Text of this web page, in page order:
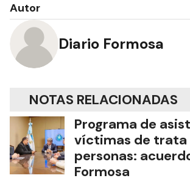
Autor
Diario Formosa
NOTAS RELACIONADAS
Programa de
víctimas de trata
personas:
Formosa